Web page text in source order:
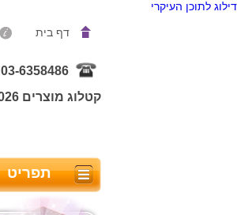
דילוג לתוכן העיקרי
דף בית
03-6358486
קטלוג מוצרים 2026
תפריט